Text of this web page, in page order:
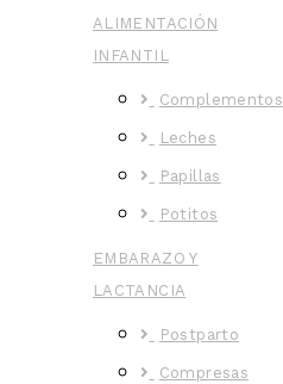
ALIMENTACIÓN
INFANTIL
Complementos
Leches
Papillas
Potitos
EMBARAZO Y
LACTANCIA
Postparto
Compresas